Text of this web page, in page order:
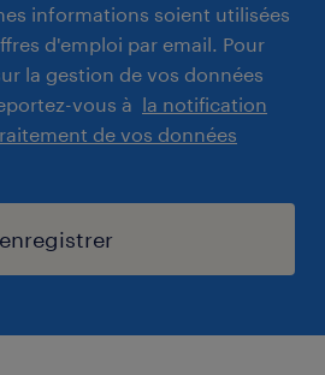
informations soient utilisées
d'emploi par email. Pour
la gestion de vos données
vous à la notification
de vos données
enregistrer